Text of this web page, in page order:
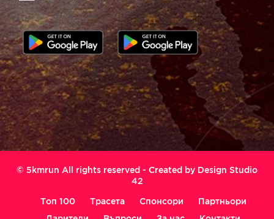
© 5kmrun All rights reserved - Created by Design Studio
42
Топ 100 Трасета Спонсори
Партньори